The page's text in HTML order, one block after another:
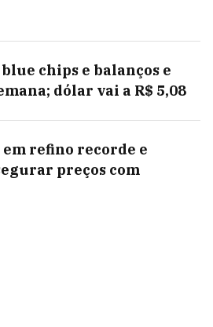
chips e balanços e
dólar vai a R$ 5,08
refino recorde e
preços com